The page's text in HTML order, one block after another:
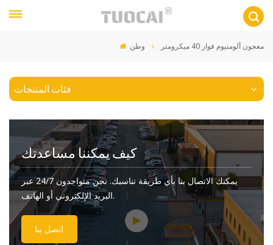
وطن معجون ألومنيوم فوار 40 ميكرومتر
فئات المنتجات
كيف يمكننا مساعدتك
يمكنك الاتصال بنا بأي طريقة تناسبك. نحن متواجدون 24/7 عبر
البريد الإلكتروني أو الهاتف.
اتصل بنا